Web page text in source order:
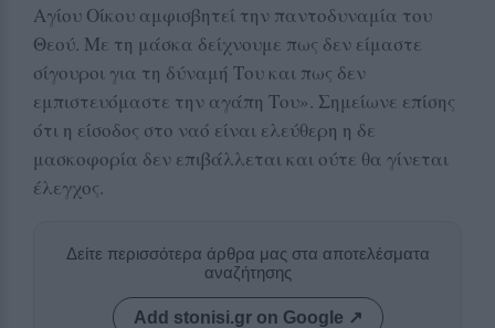
Αγίου Οίκου αμφισβητεί την παντοδυναμία του
Θεού. Με τη μάσκα δείχνουμε πως δεν είμαστε
σίγουροι για τη δύναμή Του και πως δεν
εμπιστευόμαστε την αγάπη Του». Σημείωνε επίσης
ότι η είσοδος στο ναό είναι ελεύθερη η δε
μασκοφορία δεν επιβάλλεται και ούτε θα γίνεται
έλεγχος.
Δείτε περισσότερα άρθρα μας στα αποτελέσματα
αναζήτησης
Add stonisi.gr on Google ↗